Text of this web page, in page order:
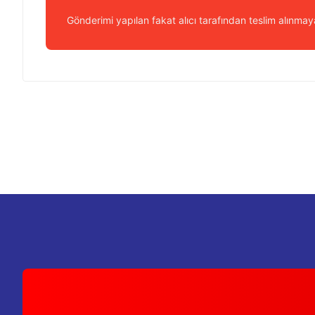
Gönderimi yapılan fakat alıcı tarafından teslim
Ürün bilgilerinde hatalar bulunuyor.